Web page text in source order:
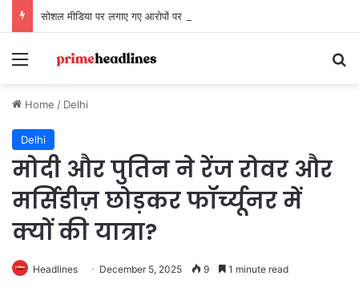
Menu
Home / Delhi
Delhi
मोदी और पुतिन ने रेंज रोवर और
मर्सिडीज़ छोड़कर फॉर्च्यूनर में
क्यों की यात्रा?
Headlines December 5, 2025 9 1 minute read